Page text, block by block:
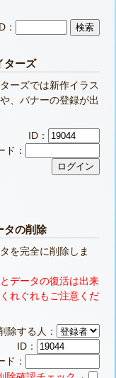
：
ターズ
ーズでは新作イラス
、バナーの登録が出
ID：
ド：
タの削除
を完全に削除しま
データの復活は出来
れぐれもご注意くだ
除する人：
ID：
ド：